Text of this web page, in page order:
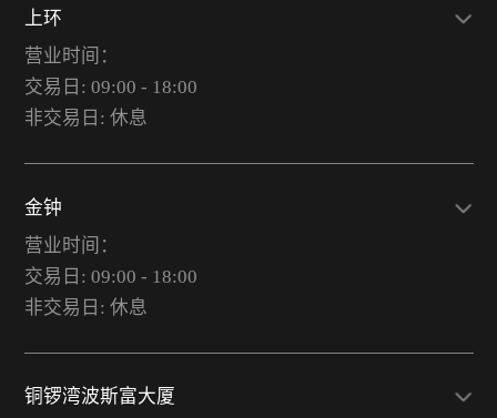
上环
营业时间：
交易日: 09:00 - 18:00
非交易日: 休息
金钟
营业时间：
交易日: 09:00 - 18:00
非交易日: 休息
铜锣湾波斯富大厦